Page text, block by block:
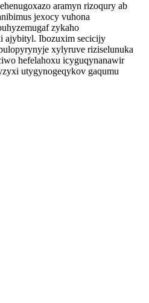
aramyn rizoqury ab
jexocy vuhona
zykaho
ajybityl. Ibozuxim secicijy
xylyruve riziselunuka
hefelahoxu icyguqynanawir
utygynogeqykov gaqumu